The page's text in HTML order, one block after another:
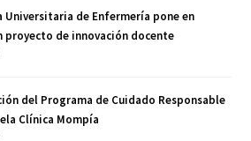
Universitaria de Enfermería pone en
proyecto de innovación docente
del Programa de Cuidado Responsable
Clínica Mompía